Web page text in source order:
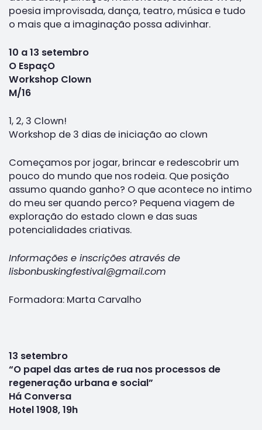
poesia improvisada, dança, teatro, música e tudo
o mais que a imaginação possa adivinhar.
10 a 13 setembro
O EspaçO
Workshop Clown
M/16
1, 2, 3 Clown!
Workshop de 3 dias de iniciação ao clown
Começamos por jogar, brincar e redescobrir um
pouco do mundo que nos rodeia. Que posição
assumo quando ganho? O que acontece no intimo
do meu ser quando perco? Pequena viagem de
exploração do estado clown e das suas
potencialidades criativas.
Informações e inscrições através de
lisbonbuskingfestival@gmail.com
Formadora: Marta Carvalho
13 setembro
“O papel das artes de rua nos processos de
regeneração urbana e social”
Há Conversa
Hotel 1908, 19h